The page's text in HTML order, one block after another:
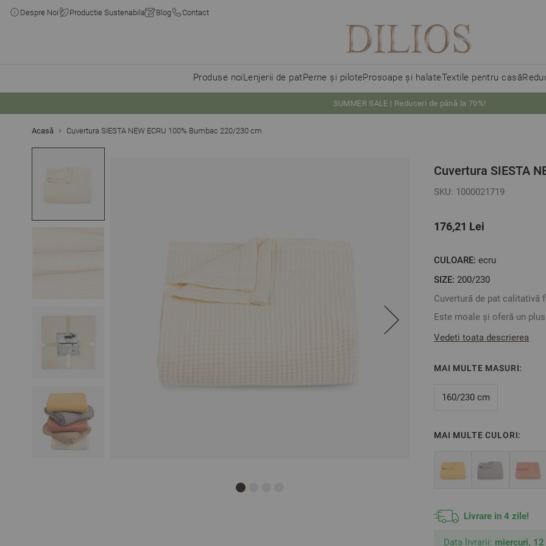
Despre Noi Productie Sustenabila Blog Contact
Produse noiLenjerii de patPerne și piloteProsoape și halateTextile pentru casă
SUMMER SALE | Reduceri de până la 70%!
Acasă Cuvertura SIESTA NEW ECRU 100% Bumbac 220/230 cm
Cuvertura SIESTA
SKU: 1000021719
176,21 Lei
CULOARE: ecru
SIZE: 200/230
Cuvertură de pat calitativă
Este moale și oferă un
Design simplu,
Culoare: Ecru
Vedeti toata descrierea
MAI MULTE MASURI:
160/230 cm
MAI MULTE CULORI:
Livrare in 4 zile!
Data livrarii: miercuri,